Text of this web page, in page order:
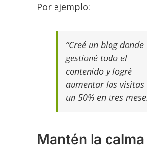
Por ejemplo:
“Creé un blog donde
gestioné todo el
contenido y logré
aumentar las visitas
un 50% en tres
Mantén la